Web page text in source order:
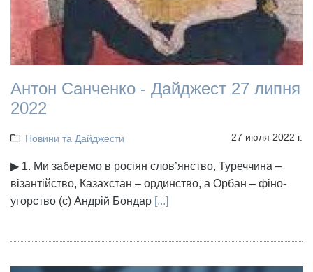
Антон Санченко - Дайджест 27 липня
2022
Новини та Дайджести 27 июля 2022 г.
▶ 1. Ми заберемо в росіян слов’янство, Туреччина –
візантійство, Казахстан – ординство, а Орбан – фіно-
угорство (с) Андрій Бондар [...]